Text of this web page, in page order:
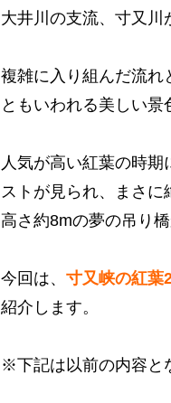
大井川の支流、寸又川
複雑に入り組んだ流れ
ともいわれる美しい景
人気が高い紅葉の時
ストが見られ、まさに
高さ約8mの夢の吊り
今回は、 寸又峡の紅葉
紹介します。
※下記は以前の内容と